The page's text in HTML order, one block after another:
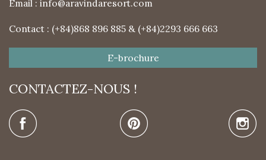
Email : info@aravindaresort.com
Contact : (+84)868 896 885 & (+84)2293 666 663
E-brochure
CONTACTEZ-NOUS !